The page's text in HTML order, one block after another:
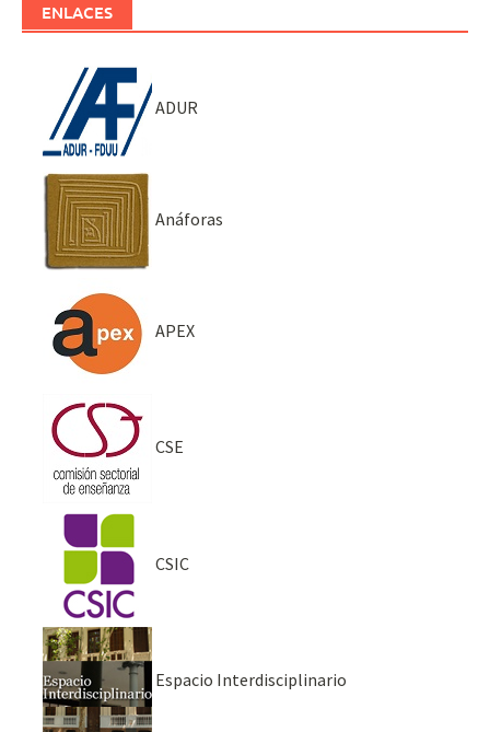
ENLACES
ADUR
Anáforas
APEX
CSE
CSIC
Espacio Interdisciplinario